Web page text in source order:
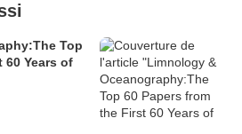
Top
60 Years of